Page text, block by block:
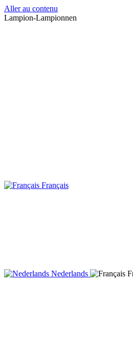
Aller au contenu
Lampion-Lampionnen
Français
Nederlands